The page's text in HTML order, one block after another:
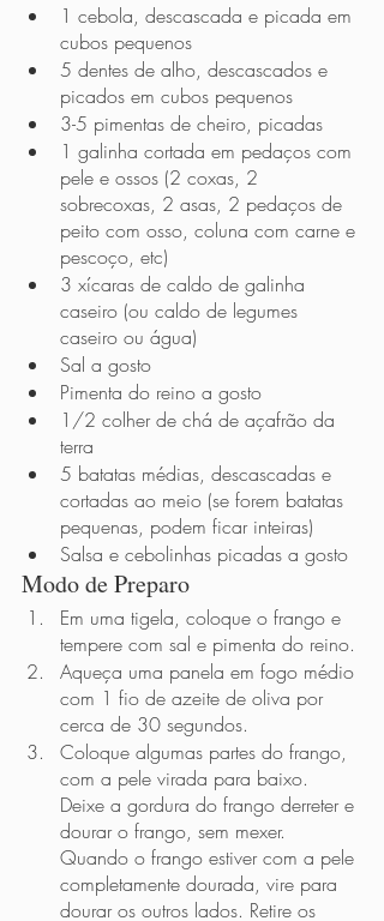
1 cebola, descascada e picada em
cubos pequenos
5 dentes de alho, descascados e
picados em cubos pequenos
3-5 pimentas de cheiro, picadas
1 galinha cortada em pedaços com
pele e ossos (2 coxas, 2
sobrecoxas, 2 asas, 2 pedaços de
peito com osso, coluna com carne e
pescoço, etc)
3 xícaras de caldo de galinha
caseiro (ou caldo de legumes
caseiro ou água)
Sal a gosto
Pimenta do reino a gosto
1/2 colher de chá de açafrão da
terra
5 batatas médias, descascadas e
cortadas ao meio (se forem batatas
pequenas, podem ficar inteiras)
Salsa e cebolinhas picadas a gosto
Modo de Preparo
Em uma tigela, coloque o frango e
tempere com sal e pimenta do reino.
Aqueça uma panela em fogo médio
com 1 fio de azeite de oliva por
cerca de 30 segundos.
Coloque algumas partes do frango,
com a pele virada para baixo.
Deixe a gordura do frango derreter e
dourar o frango, sem mexer.
Quando o frango estiver com a pele
completamente dourada, vire para
dourar os outros lados. Retire os